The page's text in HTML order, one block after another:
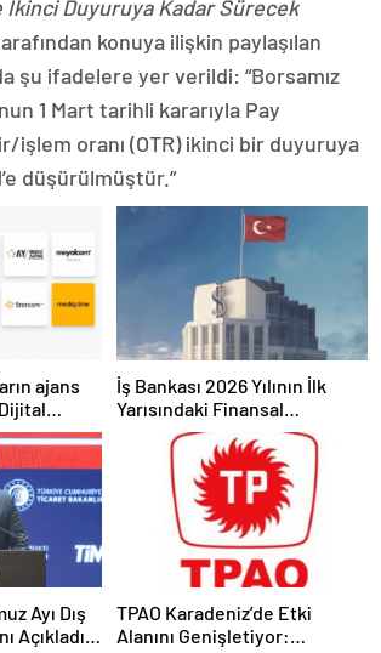
İkinci Duyuruya Kadar Sürecek
konuya ilişkin paylaşılan
şu ifadelere yer verildi: “Borsamız
1 Mart tarihli kararıyla Pay
işlem oranı (OTR) ikinci bir duyuruya
düşürülmüştür.”
ajans
milyar
İş Bankası 2026 Yılının İlk
Yarısındaki Finansal
Sonuçlarını Açıkladı
Ayı Dış
Açıkladı:
TPAO Karadeniz’de Etki
Alanını Genişletiyor: